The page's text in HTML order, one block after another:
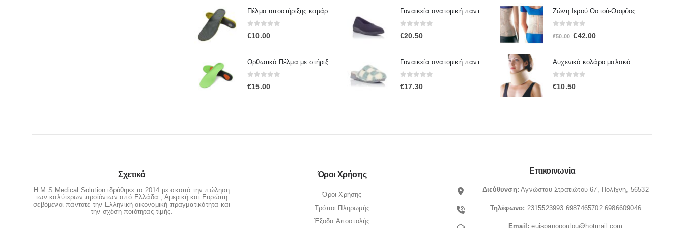
Πέλμα υποστήριξης καμάρας πτέρνας IP.005 / IPinsoles
€10.00
Ορθωτικό Πέλμα με στήριξη καμάρας Ip.001 / IpInsoles
€15.00
Γυναικεία ανατομική παντόφλα Sunshine 1172
€20.50
Γυναικεία ανατομική παντόφλα Sunshine 1167
€17.30
€50.00 Original
was:
€50.00.
€42.00Η
τιμή
Αυχενικό κολάρο μαλακό 4092 OPPO
€10.50
Σχετικά
Η M.S.Medical Solution ιδρύθηκε το 2014 με σκοπό την πώληση
των καλύτερων προϊόντων από Ελλάδα , Αμερική και Ευρώπη
σεβόμενοι πάντοτε την Ελληνική οικονομική πραγματικότητα και
την σχέση ποιότητας-τιμής.
Όροι Χρήσης
Όροι Χρήσης
Τρόποι Πληρωμής
Έξοδα Αποστολής
Επικοινωνία
Διεύθυνση: Αγνώστου Στρατιώτου 67, Πολίχνη, 56532
Τηλέφωνο: 2315523993 6987465702 6986609046
Email:euispanopoulou@hotmail.com